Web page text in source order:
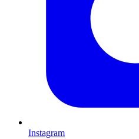
Instagram